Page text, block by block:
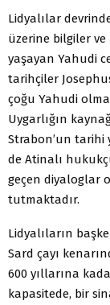
Lidyalılar
üzerine bilgiler
yaşayan Yahudi
tarihçiler
çoğu Yahudi
Uygarlığın
Strabon’un tarihi
de Atinalı
geçen diyaloglar
tutmaktadır.
Lidyalıların
Sard çayı
600 yıllarına
kapasitede, bir